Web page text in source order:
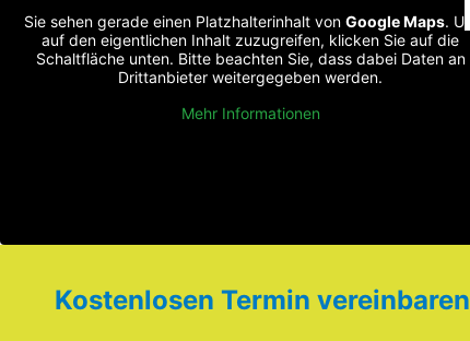
Sie sehen gerade einen Platzhalterinhalt von Google Maps. Um
auf den eigentlichen Inhalt zuzugreifen, klicken Sie auf die
Schaltfläche unten. Bitte beachten Sie, dass dabei Daten an
Drittanbieter weitergegeben werden.
Mehr Informationen
Kostenlosen Termin vereinbaren